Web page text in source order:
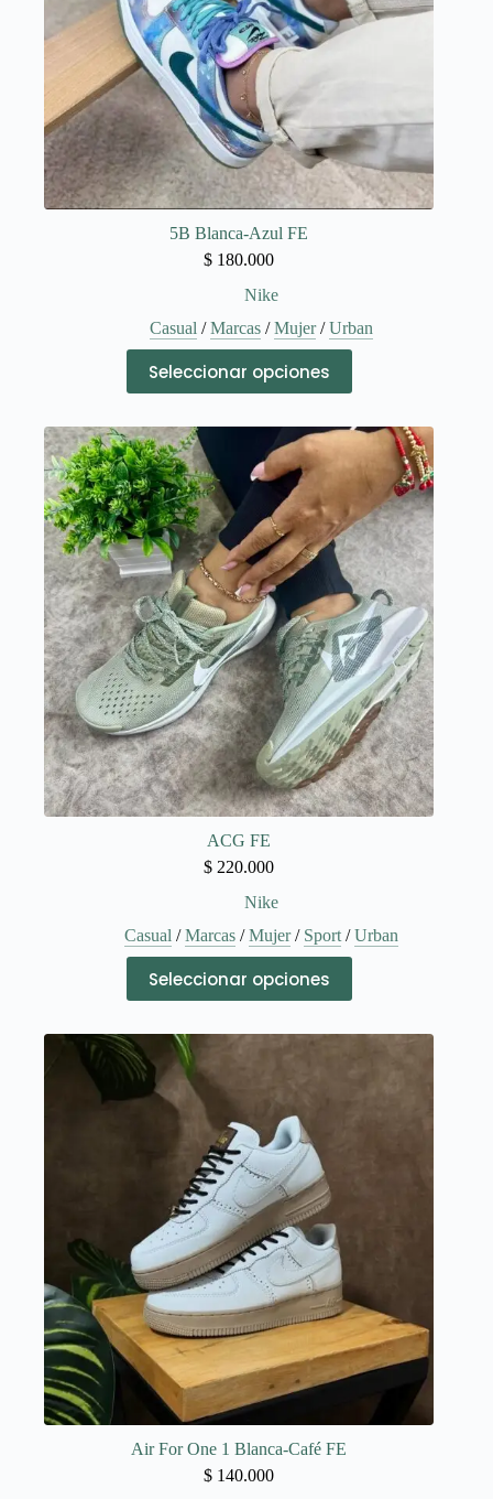
de
producto
5B Blanca-Azul FE
$ 180.000
Nike
Casual /Marcas/Mujer/Urban
Seleccionar opciones
producto
tiene
variantes.
Las
opciones
pueden
elegir
en
la
página
de
producto
ACG FE
$ 220.000
Nike
Casual/Marcas/Mujer/ Sport/Urban
Seleccionar opciones
producto
tiene
variantes.
opciones
pueden
elegir
en
la
página
de
producto
Air For One 1 Blanca-Café FE
$ 140.000